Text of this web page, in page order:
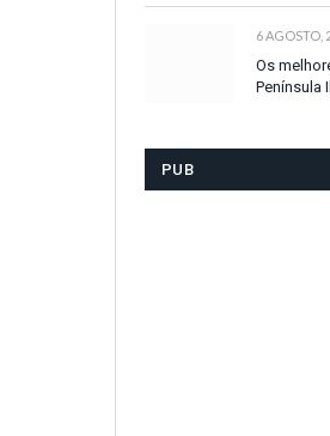
6 AGOSTO,
Os
Península
PUB